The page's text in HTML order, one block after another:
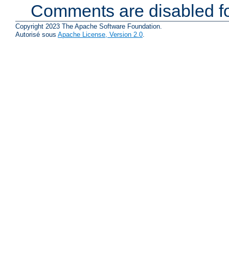
Comments are disabled
Copyright 2023 The Apache Software Foundation.
Autorisé sous Apache License, Version 2.0.